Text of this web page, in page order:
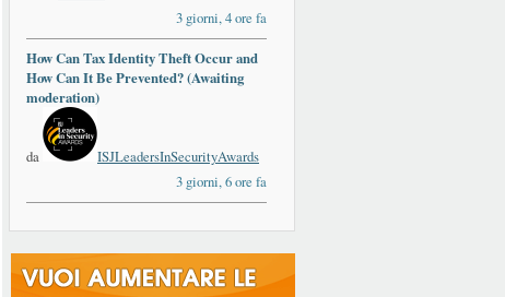
3 giorni, 4 ore fa
How Can Tax Identity Theft Occur and
How Can It Be Prevented? (Awaiting
moderation)
da
ISJLeadersInSecurityAwards
3 giorni, 6 ore fa